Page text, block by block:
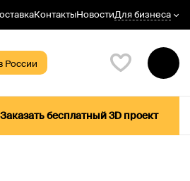
КонтактыНовостиДля бизнеса
России
Заказать бесплатный 3D проект